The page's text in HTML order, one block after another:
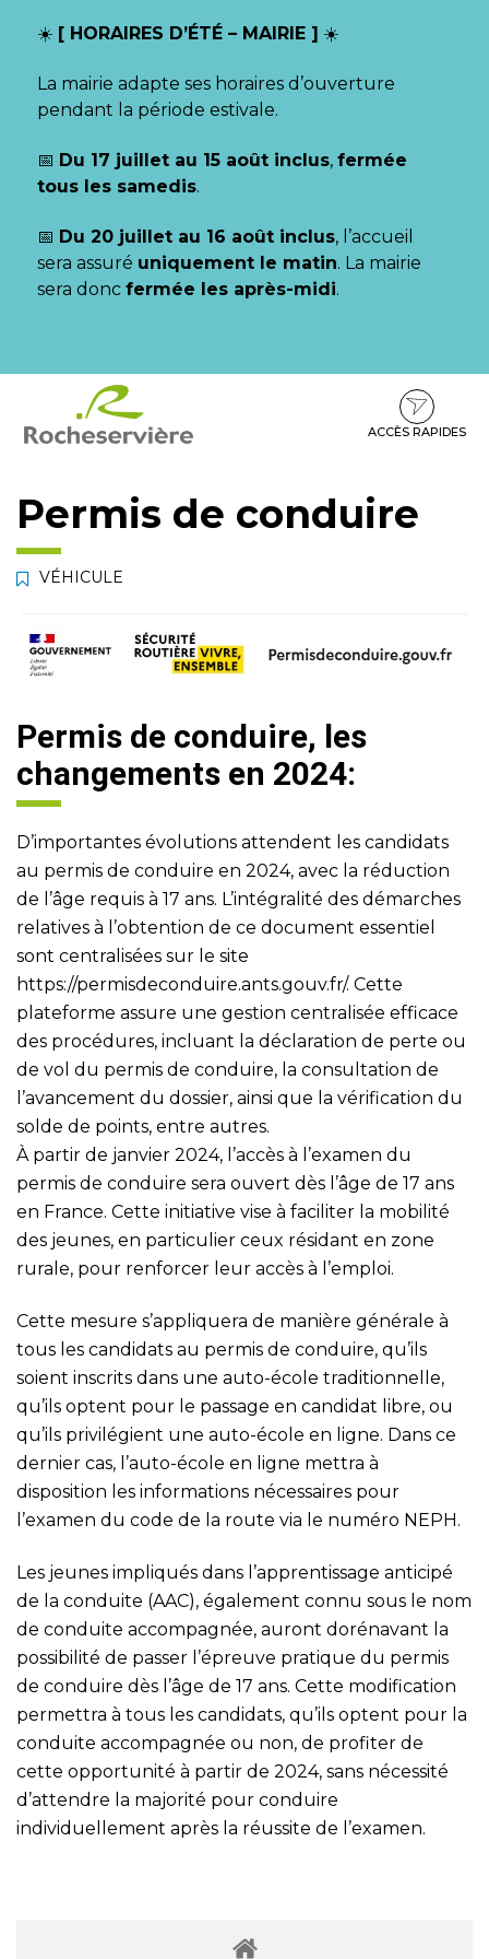
☀️ [ HORAIRES D’ÉTÉ – MAIRIE ] ☀️
La mairie adapte ses horaires d’ouverture
pendant la période estivale.
📅 Du 17 juillet au 15 août inclus, fermée
tous les samedis.
📅 Du 20 juillet au 16 août inclus, l’accueil
sera assuré uniquement le matin. La mairie
sera donc fermée les après-midi.
contenu
pied
ACCÈS RAPIDES
Permis de conduire
VÉHICULE
Permis de conduire, les
changements en 2024:
D’importantes évolutions attendent les candidats
au permis de conduire en 2024, avec la réduction
de l’âge requis à 17 ans. L’intégralité des démarches
relatives à l’obtention de ce document essentiel
sont centralisées sur le site
https://permisdeconduire.ants.gouv.fr/. Cette
plateforme assure une gestion centralisée efficace
des procédures, incluant la déclaration de perte ou
de vol du permis de conduire, la consultation de
l’avancement du dossier, ainsi que la vérification du
solde de points, entre autres.
À partir de janvier 2024, l’accès à l’examen du
permis de conduire sera ouvert dès l’âge de 17 ans
en France. Cette initiative vise à faciliter la mobilité
des jeunes, en particulier ceux résidant en zone
rurale, pour renforcer leur accès à l’emploi.
Cette mesure s’appliquera de manière générale à
tous les candidats au permis de conduire, qu’ils
soient inscrits dans une auto-école traditionnelle,
qu’ils optent pour le passage en candidat libre, ou
qu’ils privilégient une auto-école en ligne. Dans ce
dernier cas, l’auto-école en ligne mettra à
disposition les informations nécessaires pour
l’examen du code de la route via le numéro NEPH.
Les jeunes impliqués dans l’apprentissage anticipé
de la conduite (AAC), également connu sous le nom
de conduite accompagnée, auront dorénavant la
possibilité de passer l’épreuve pratique du permis
de conduire dès l’âge de 17 ans. Cette modification
permettra à tous les candidats, qu’ils optent pour la
conduite accompagnée ou non, de profiter de
cette opportunité à partir de 2024, sans nécessité
d’attendre la majorité pour conduire
individuellement après la réussite de l’examen.